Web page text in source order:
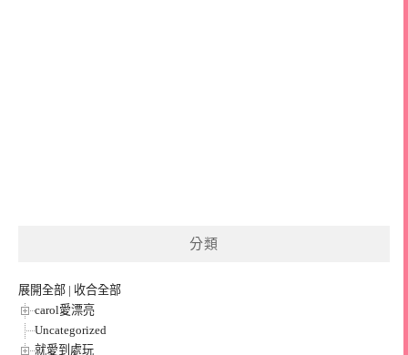
分類
展開全部 | 收合全部
carol愛漂亮
Uncategorized
就愛到處玩